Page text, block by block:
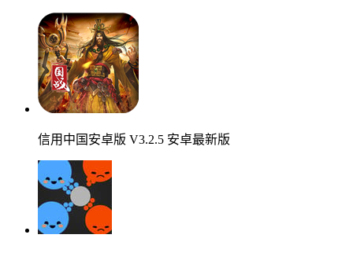
信用中国安卓版 V3.2.5 安卓最新版